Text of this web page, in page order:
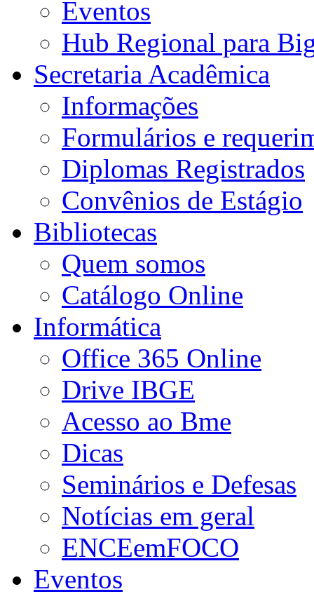
Eventos
Hub Regional para
Secretaria Acadêmica
Informações
Formulários e
Diplomas Registrados
Convênios de Estágio
Bibliotecas
Quem somos
Catálogo Online
Informática
Office 365 Online
Drive IBGE
Acesso ao Bme
Dicas
Seminários e Defesas
Notícias em geral
ENCEemFOCO
Eventos